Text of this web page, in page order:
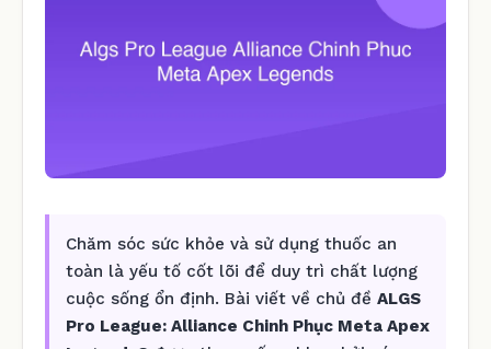
Chăm sóc sức khỏe và sử dụng thuốc an
toàn là yếu tố cốt lõi để duy trì chất lượng
cuộc sống ổn định. Bài viết về chủ đề ALGS
Pro League: Alliance Chinh Phục Meta Apex